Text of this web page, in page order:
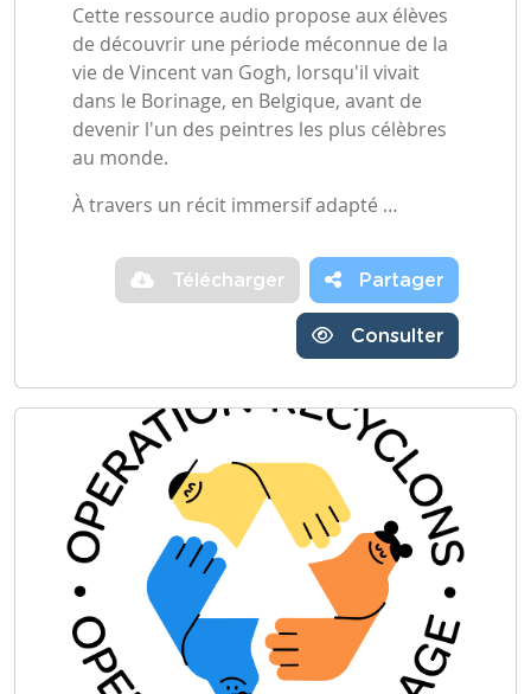
Cette ressource audio propose aux élèves
de découvrir une période méconnue de la
vie de Vincent van Gogh, lorsqu'il vivait
dans le Borinage, en Belgique, avant de
devenir l'un des peintres les plus célèbres
au monde.
À travers un récit immersif adapté …
Télécharger Partager
Consulter